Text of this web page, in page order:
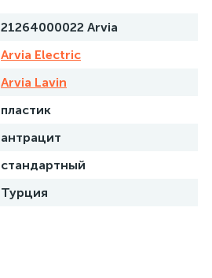
21264000022 Arvia
Arvia Electric
Arvia Lavin
пластик
антрацит
стандартный
Турция